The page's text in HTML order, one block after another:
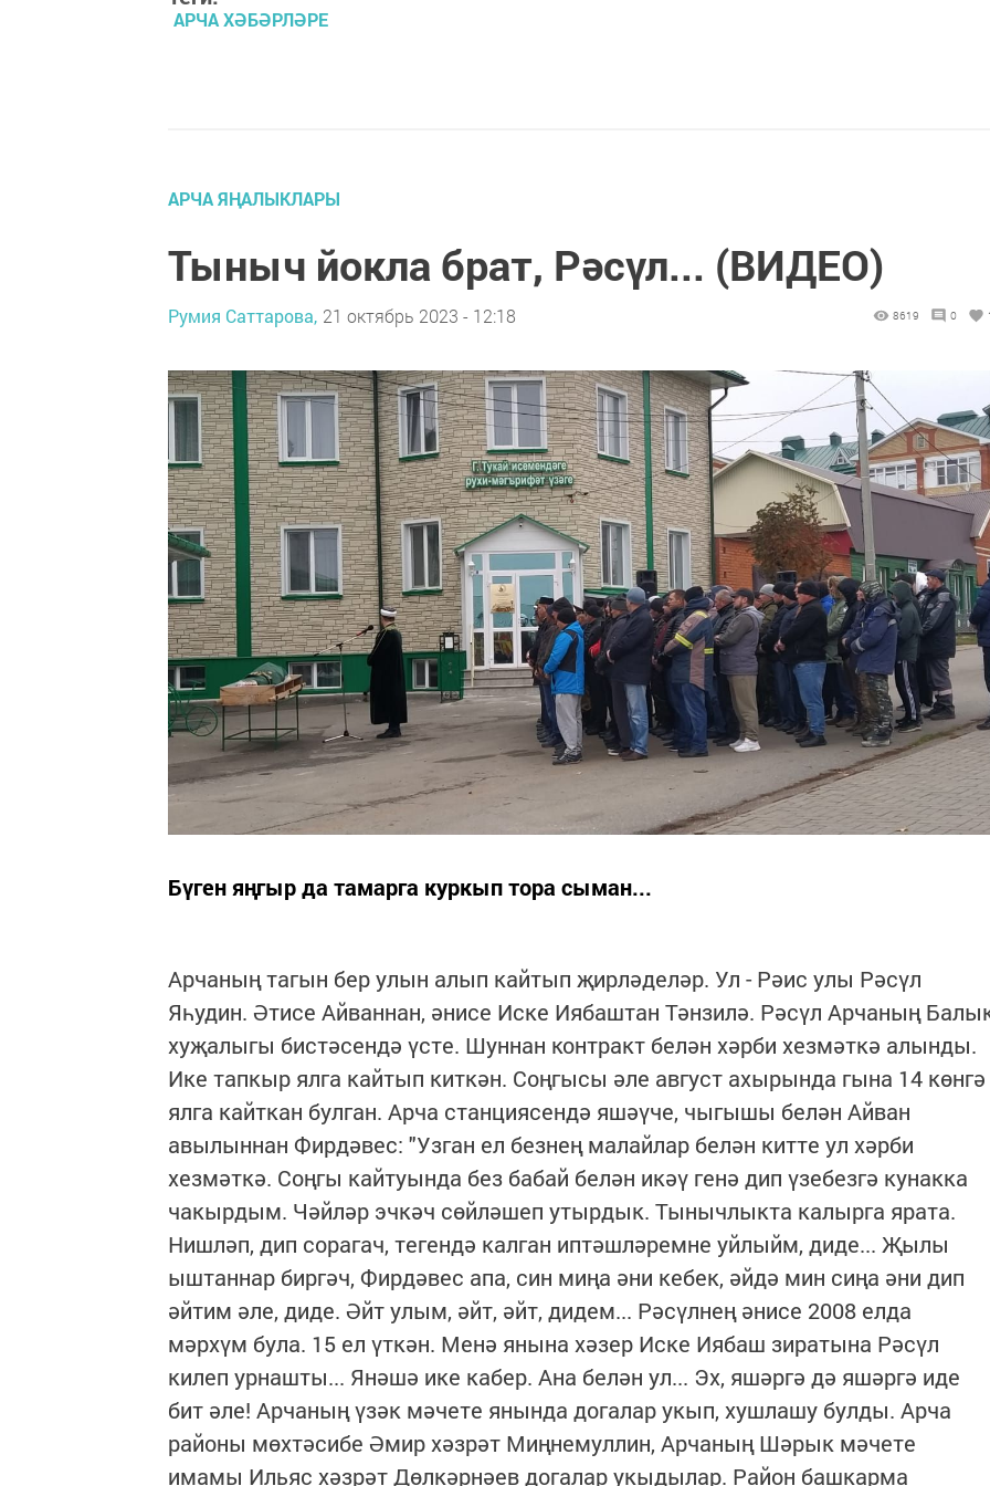
АРЧА ХӘБӘРЛӘРЕ
АРЧА ЯҢАЛЫКЛАРЫ
Тыныч йокла брат, Рәсүл... (ВИДЕО)
Румия Саттарова, 21 октябрь 2023 - 12:18 8619 0
Бүген яңгыр да тамарга куркып тора сыман...
Арчаның тагын бер улын алып кайтып җирләделәр. Ул - Рәис улы Рәсүл
Яһудин. Әтисе Айваннан, әнисе Иске Иябаштан Тәнзилә. Рәсүл Арчаның
хуҗалыгы бистәсендә үсте. Шуннан контракт белән хәрби хезмәткә алынды.
Ике тапкыр ялга кайтып киткән. Соңгысы әле август ахырында гына 14 көнгә
ялга кайткан булган. Арча станциясендә яшәүче, чыгышы белән Айван
авылыннан Фирдәвес: "Узган ел безнең малайлар белән китте ул хәрби
хезмәткә. Соңгы кайтуында без бабай белән икәү генә дип үзебезгә кунакка
чакырдым. Чәйләр эчкәч сөйләшеп утырдык. Тынычлыкта калырга ярата.
Нишләп, дип сорагач, тегендә калган иптәшләремне уйлыйм, диде... Җылы
ыштаннар биргәч, Фирдәвес апа, син миңа әни кебек, әйдә мин сиңа әни дип
әйтим әле, диде. Әйт улым, әйт, әйт, дидем... Рәсүлнең әнисе 2008 елда
мәрхүм була. 15 ел үткән. Менә янына хәзер Иске Иябаш зиратына Рәсүл
килеп урнашты... Янәшә ике кабер. Ана белән ул... Эх, яшәргә дә яшәргә иде
бит әле! Арчаның үзәк мәчете янында догалар укып, хушлашу булды. Арча
районы мөхтәсибе Әмир хәзрәт Миңнемуллин, Арчаның Шәрык мәчете
имамы Ильяс хәзрәт Дөлкәрнәев догалар укыдылар. Район башкарма